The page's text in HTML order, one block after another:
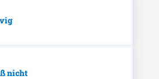
nicht